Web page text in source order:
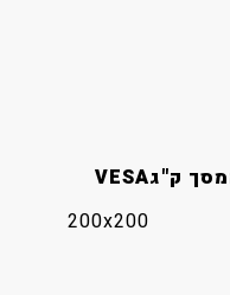
VESA
200x200